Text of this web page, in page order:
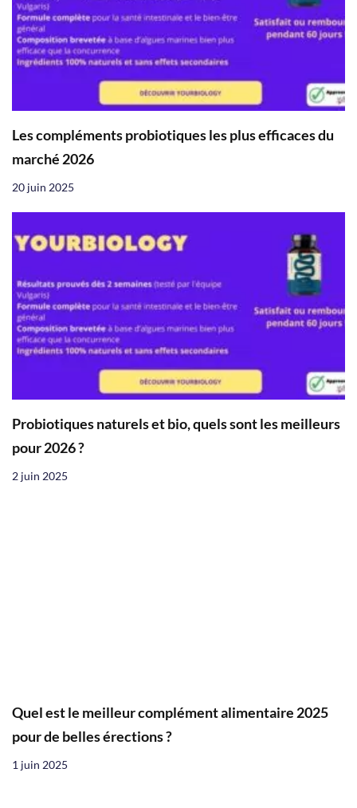
Les compléments probiotiques les plus efficaces du
marché 2026
20 juin 2025
Probiotiques naturels et bio, quels sont les meilleurs
pour 2026 ?
2 juin 2025
Quel est le meilleur complément alimentaire 2025
pour de belles érections ?
1 juin 2025